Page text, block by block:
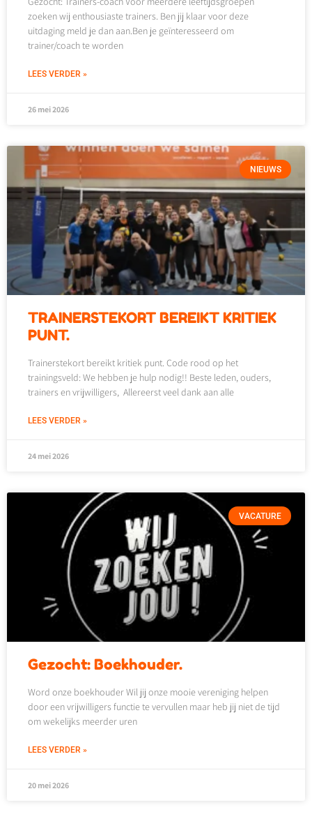
zoeken wij enthousiaste trainers. Ben jij klaar voor deze
uitdaging meld je dan aan.Ben je geïnteresseerd om
trainer/coach te worden
LEES VERDER »
26 mei 2026
NIEUWS
TRAINERSTEKORT BEREIKT KRITIEK
PUNT.
Trainerstekort bereikt kritiek punt. Code rood op het
trainingsveld: We hebben je hulp nodig!! Beste leden, ouders,
trainers en vrijwilligers, Allereerst veel dank aan alle
LEES VERDER »
24 mei 2026
VACATURE
Gezocht: Boekhouder.
Word onze boekhouder Wil jij onze mooie vereniging helpen
door een vrijwilligers functie te vervullen maar heb jij niet de tijd
om wekelijks meerder uren
LEES VERDER »
20 mei 2026